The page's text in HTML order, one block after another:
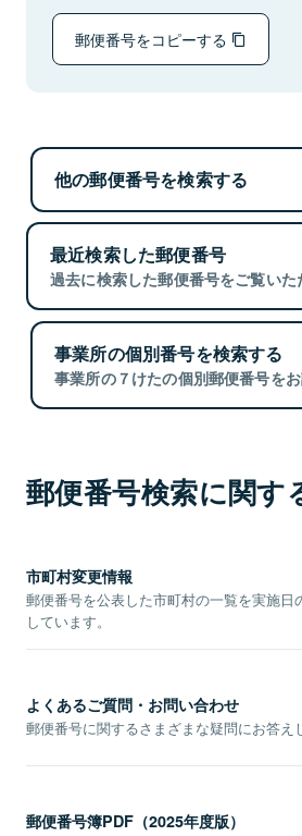
郵便番号をコピーする
他の郵便番号を検索する
最近検索した郵便番号
過去に検索した郵便番号をご覧いた
事業所の個別番号を検索する
事業所の７けたの個別郵便番号をお
郵便番号検索に関す
市町村変更情報
郵便番号を公表した市町村の一覧を実施日
しています。
よくあるご質問・お問い合わせ
郵便番号に関するさまざまな疑問にお答え
郵便番号簿PDF（2025年度版）